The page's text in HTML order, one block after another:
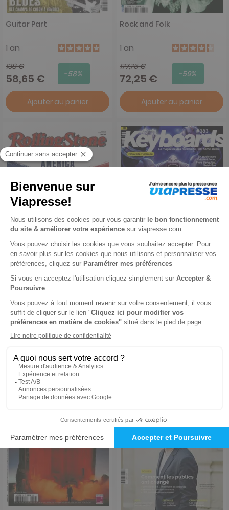
Guitar Part
1 an
138 €
58,65 € -58%
Ajouter au panier
Rock and Folk
1 an
177,75 €
72,25 € -59%
Ajouter au panier
Rolling Stone
1 an
84 €
79,00 € -6%
KR home studio -
Keyboards Recording
45 €
30,60 € -32%